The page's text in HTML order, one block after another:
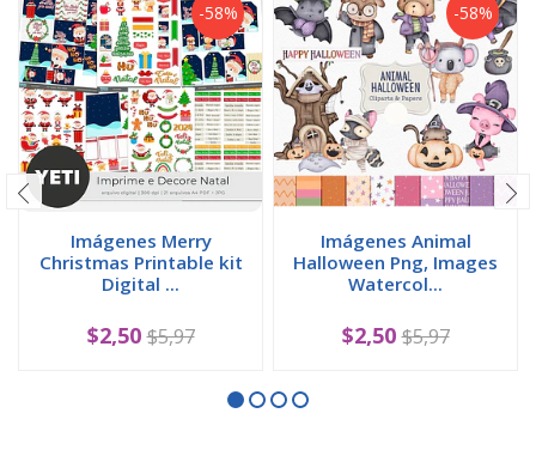
-58%
Imágenes Merry
Christmas Printable kit
Digital ...
$2,50 $5,97
-58%
Imágenes Animal
Halloween Png, Images
Watercol...
$2,50 $5,97